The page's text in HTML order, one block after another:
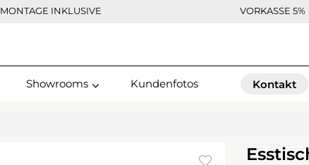
MONTAGE INKLUSIVE VORKASSE 5%
Showrooms Kundenfotos Kontakt